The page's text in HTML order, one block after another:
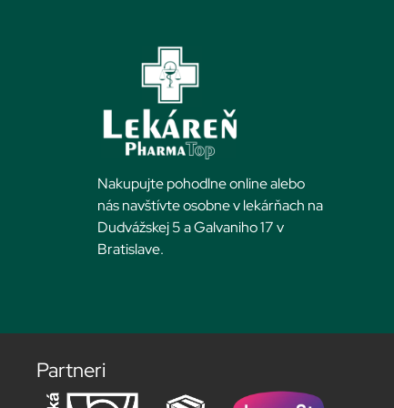
Nakupujte pohodlne online alebo
nás navštívte osobne v lekárňach na
Dudvážskej 5 a Galvaniho 17 v
Bratislave.
Partneri